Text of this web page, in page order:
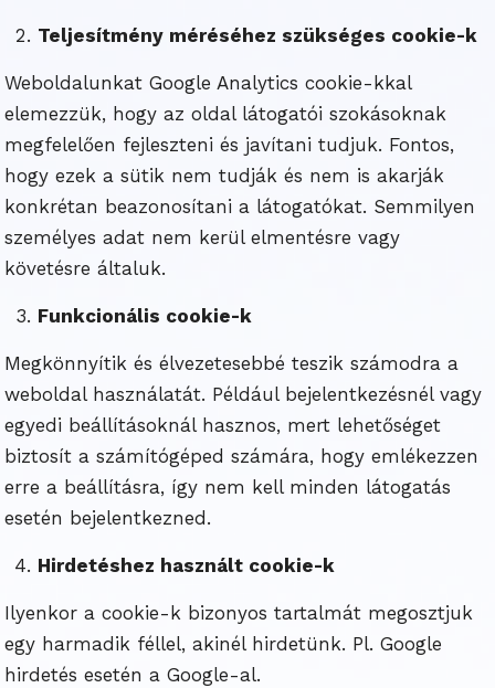
Teljesítmény méréséhez szükséges cookie-k
Weboldalunkat Google Analytics cookie-kkal
elemezzük, hogy az oldal látogatói szokásoknak
megfelelően fejleszteni és javítani tudjuk. Fontos,
hogy ezek a sütik nem tudják és nem is akarják
konkrétan beazonosítani a látogatókat. Semmilyen
személyes adat nem kerül elmentésre vagy
követésre általuk.
Funkcionális cookie-k
Megkönnyítik és élvezetesebbé teszik számodra a
weboldal használatát. Például bejelentkezésnél vagy
egyedi beállításoknál hasznos, mert lehetőséget
biztosít a számítógéped számára, hogy emlékezzen
erre a beállításra, így nem kell minden látogatás
esetén bejelentkezned.
Hirdetéshez használt cookie-k
Ilyenkor a cookie-k bizonyos tartalmát megosztjuk
egy harmadik féllel, akinél hirdetünk. Pl. Google
hirdetés esetén a Google-al.